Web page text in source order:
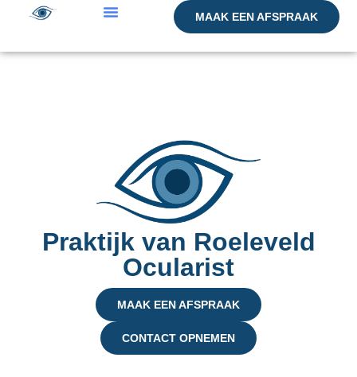
MAAK EEN AFSPRAAK
Praktijk van Roeleveld
Ocularist
MAAK EEN AFSPRAAK
CONTACT OPNEMEN